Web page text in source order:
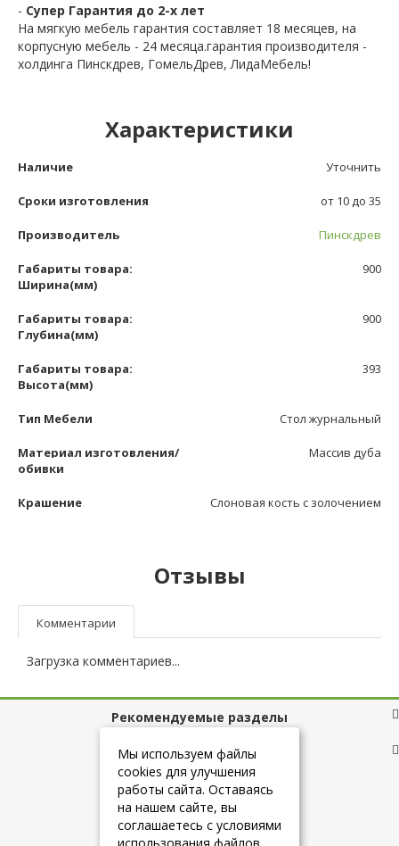
- Супер Гарантия до 2-х лет
На мягкую мебель гарантия составляет 18 месяцев, на
корпусную мебель - 24 месяца.гарантия производителя -
холдинга Пинскдрев, ГомельДрев, ЛидаМебель!
Характеристики
Наличие Уточнить
Сроки изготовления от 10 до 35
Производитель Пинскдрев
Габариты товара:
Ширина(мм)
900
Габариты товара:
Глубина(мм)
900
Габариты товара:
Высота(мм)
393
Тип Мебели Стол журнальный
Материал изготовления/
обивки
Массив дуба
Крашение Слоновая кость с золочением
Отзывы
Комментарии
Загрузка комментариев...
Рекомендуемые разделы
Полезные ссылки
+7 (925) 084-10-60
Мы используем файлы
cookies для улучшения
работы сайта. Оставаясь
на нашем сайте, вы
соглашаетесь с условиями